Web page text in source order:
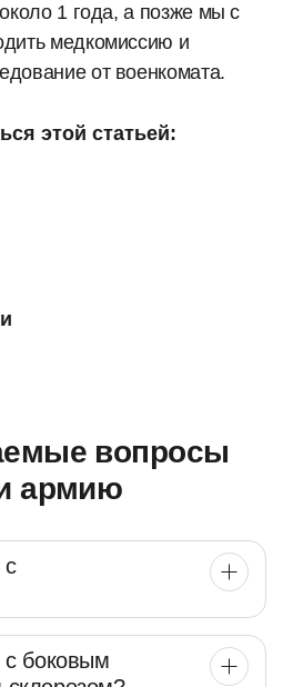
1 года, а позже мы с
медкомиссию и
от военкомата.
этой статьей:
вопросы
армию
с
боковым